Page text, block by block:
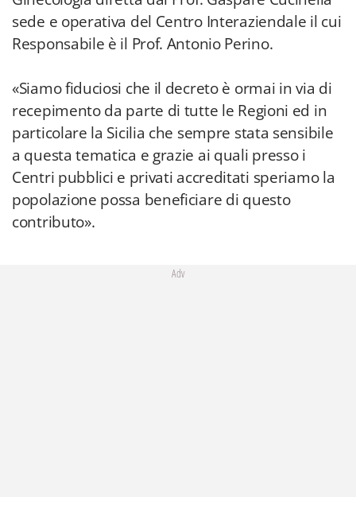
sede e operativa del Centro Interaziendale il cui
Responsabile è il Prof. Antonio Perino.
«Siamo fiduciosi che il decreto è ormai in via di
recepimento da parte di tutte le Regioni ed in
particolare la Sicilia che sempre stata sensibile
a questa tematica e grazie ai quali presso i
Centri pubblici e privati accreditati speriamo la
popolazione possa beneficiare di questo
contributo».
Adv